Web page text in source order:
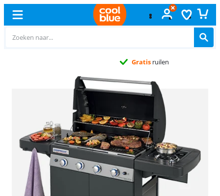
Gratisruilen